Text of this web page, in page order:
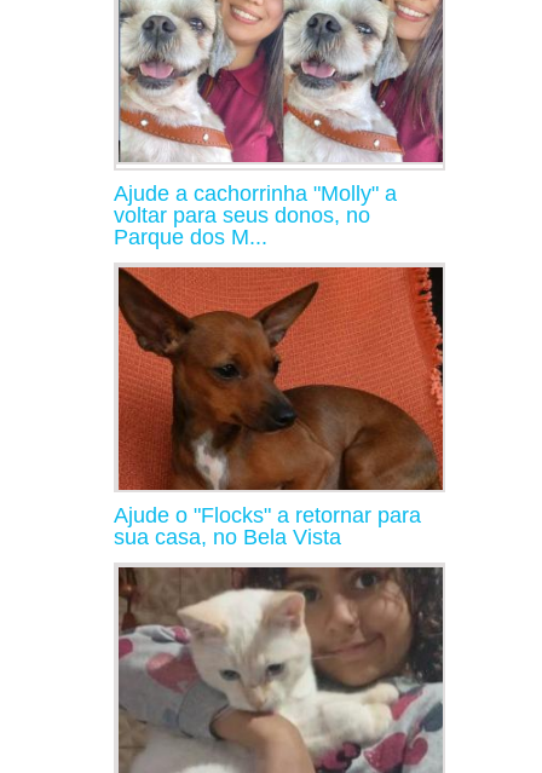
Ajude a cachorrinha "Molly" a
voltar para seus donos, no
Parque dos M...
Ajude o "Flocks" a retornar para
sua casa, no Bela Vista